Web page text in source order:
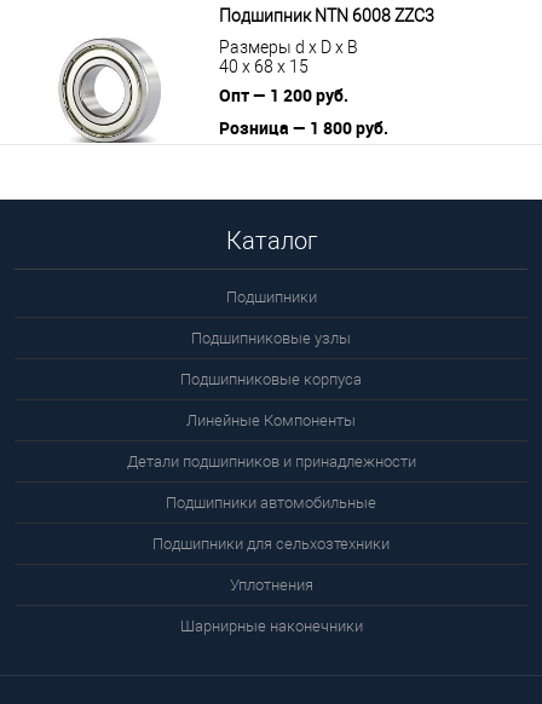
Подшипник NTN 6008 ZZC3
Размеры d x D x B
40 x 68 x 15
Опт — 1 200 руб.
Розница — 1 800 руб.
Каталог
Подшипники
Подшипниковые узлы
Подшипниковые корпуса
Линейные Компоненты
Детали подшипников и принадлежности
Подшипники автомобильные
Подшипники для сельхозтехники
Уплотнения
Шарнирные наконечники